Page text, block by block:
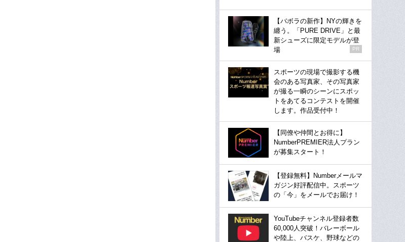
【バボラの新作】NYの輝きを
纏う。「PURE DRIVE」と最
新シューズに限定モデルが登
場
PR
スポーツの現場で撮影する機
会のある写真家、その写真家
が撮る一瞬のシーンにスポッ
トをあてるコンテストを開催
します。作品受付中！
【同僚や仲間とお得に】
NumberPREMIER法人プラン
が募集スタート！
【登録無料】Numberメールマ
ガジン好評配信中。スポーツ
の「今」をメールでお届け！
YouTubeチャンネル登録者数
60,000人突破！バレーボール
や陸上、バスケ、野球などの